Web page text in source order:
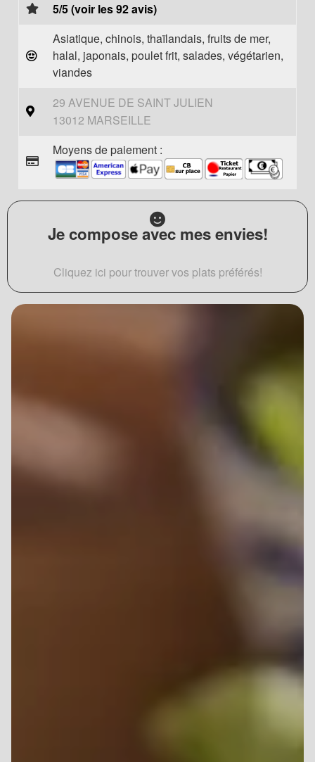
5/5 (voir les 92 avis)
Asiatique, chinois, thaïlandais, fruits de mer,
halal, japonais, poulet frit, salades, végétarien,
viandes
29 AVENUE DE SAINT JULIEN
13012 MARSEILLE
Moyens de paiement :
Je compose avec mes envies!
Cliquez ici pour trouver vos plats préférés!